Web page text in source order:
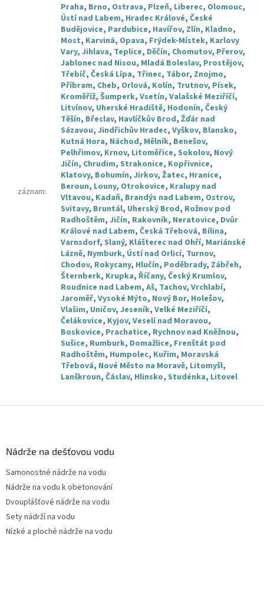
záznam:
Praha, Brno, Ostrava, Plzeň, Liberec, Olomouc,
Ústí nad Labem, Hradec Králové, České
Budějovice, Pardubice, Havířov, Zlín, Kladno,
Most, Karviná, Opava, Frýdek-Místek, Karlovy
Vary, Jihlava, Teplice, Děčín, Chomutov, Přerov,
Jablonec nad Nisou, Mladá Boleslav, Prostějov,
Třebíč, Česká Lípa, Třinec, Tábor, Znojmo,
Příbram, Cheb, Orlová, Kolín, Trutnov, Písek,
Kroměříž, Šumperk, Vsetín, Valašské Meziříčí,
Litvínov, Uherské Hradiště, Hodonín, Český
Těšín, Břeclav, Havlíčkův Brod, Žďár nad
Sázavou, Jindřichův Hradec, Vyškov, Blansko,
Kutná Hora, Náchod, Mělník, Benešov,
Pelhřimov, Krnov, Litoměřice, Sokolov, Nový
Jičín, Chrudim, Strakonice, Kopřivnice,
Klatovy, Bohumín, Jirkov, Žatec, Hranice,
Beroun, Louny, Otrokovice, Kralupy nad
Vltavou, Kadaň, Brandýs nad Labem, Ostrov,
Svitavy, Bruntál, Uherský Brod, Rožnov pod
Radhoštěm, Jičín, Rakovník, Neratovice, Dvůr
Králové nad Labem, Česká Třebová, Bílina,
Varnsdorf, Slaný, Klášterec nad Ohří, Mariánské
Lázně, Nymburk, Ústí nad Orlicí, Turnov,
Chodov, Rokycany, Hlučín, Poděbrady, Zábřeh,
Šternberk, Krupka, Říčany, Český Krumlov,
Roudnice nad Labem, Aš, Tachov, Vrchlabí,
Jaroměř, Vysoké Mýto, Nový Bor, Holešov,
Vlašim, Uničov, Jeseník, Velké Meziříčí,
Čelákovice, Kyjov, Veselí nad Moravou,
Boskovice, Prachatice, Rychnov nad Kněžnou,
Sušice, Rumburk, Domažlice, Frenštát pod
Radhoštěm, Humpolec, Kuřim, Moravská
Třebová, Nové Město na Moravě, Litomyšl,
Lanškroun, Čáslav, Hlinsko, Studénka, Litovel
Nádrže na dešťovou vodu
Samonostné nádrže na vodu
Nádrže na vodu k obetonování
Dvouplášťové nádrže na vodu
Sety nádrží na vodu
Nízké a ploché nádrže na vodu